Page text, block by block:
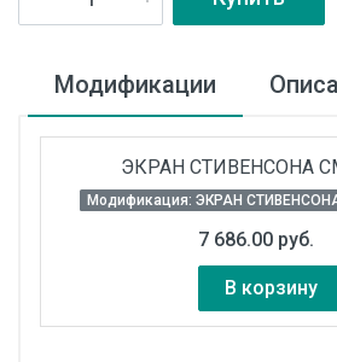
Модификации
ЭКРАН СТИВЕНСОНА
Модификация: ЭКРАН
7 686.00 руб.
В корзину